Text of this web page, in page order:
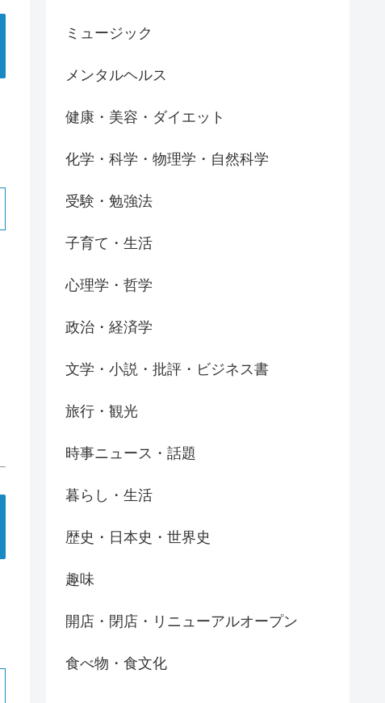
ミュージック
メンタルヘルス
健康・美容・ダイエット
化学・科学・物理学・自然科学
受験・勉強法
子育て・生活
心理学・哲学
政治・経済学
文学・小説・批評・ビジネス書
旅行・観光
時事ニュース・話題
暮らし・生活
歴史・日本史・世界史
趣味
開店・閉店・リニューアルオープン
食べ物・食文化